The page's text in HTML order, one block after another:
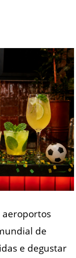
de
e degustar